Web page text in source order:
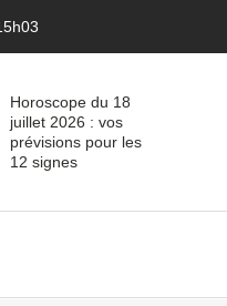
Horoscope du 18
juillet 2026 : vos
prévisions pour les
12 signes